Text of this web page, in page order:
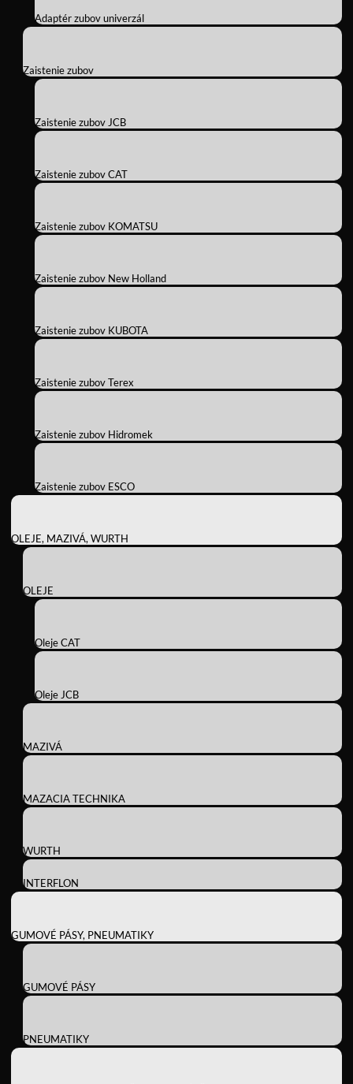
Adaptér zubov univerzál
Zaistenie zubov
Zaistenie zubov JCB
Zaistenie zubov CAT
Zaistenie zubov KOMATSU
Zaistenie zubov New Holland
Zaistenie zubov KUBOTA
Zaistenie zubov Terex
Zaistenie zubov Hidromek
Zaistenie zubov ESCO
OLEJE, MAZIVÁ, WURTH
OLEJE
Oleje CAT
Oleje JCB
MAZIVÁ
MAZACIA TECHNIKA
WURTH
INTERFLON
GUMOVÉ PÁSY, PNEUMATIKY
GUMOVÉ PÁSY
PNEUMATIKY